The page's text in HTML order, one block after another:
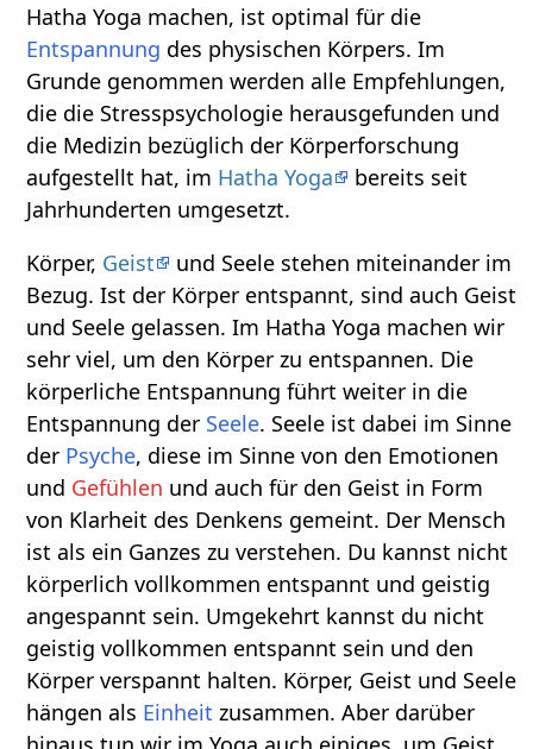
Hatha Yoga machen, ist optimal für die
Entspannung des physischen Körpers. Im
Grunde genommen werden alle Empfehlungen,
die die Stresspsychologie herausgefunden und
die Medizin bezüglich der Körperforschung
aufgestellt hat, im Hatha Yoga
bereits seit
Jahrhunderten umgesetzt.
Körper, Geist
und Seele stehen miteinander im
Bezug. Ist der Körper entspannt, sind auch Geist
und Seele gelassen. Im Hatha Yoga machen wir
sehr viel, um den Körper zu entspannen. Die
körperliche Entspannung führt weiter in die
Entspannung der Seele. Seele ist dabei im Sinne
der Psyche, diese im Sinne von den Emotionen
und Gefühlen und auch für den Geist in Form
von Klarheit des Denkens gemeint. Der Mensch
ist als ein Ganzes zu verstehen. Du kannst nicht
körperlich vollkommen entspannt und geistig
angespannt sein. Umgekehrt kannst du nicht
geistig vollkommen entspannt sein und den
Körper verspannt halten. Körper, Geist und Seele
hängen als Einheit zusammen. Aber darüber